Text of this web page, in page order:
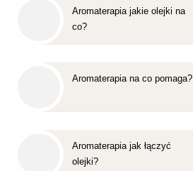
Aromaterapia jakie olejki na
co?
Aromaterapia na co pomaga?
Aromaterapia jak łączyć
olejki?